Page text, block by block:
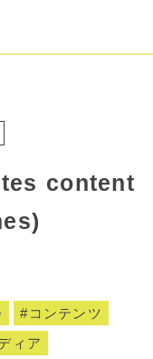
content
コンテンツ
ィア